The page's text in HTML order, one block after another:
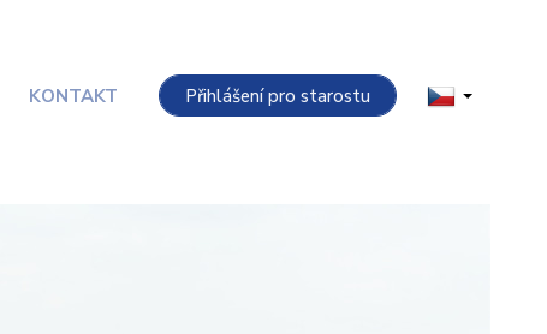
KONTAKT Přihlášení pro starostu